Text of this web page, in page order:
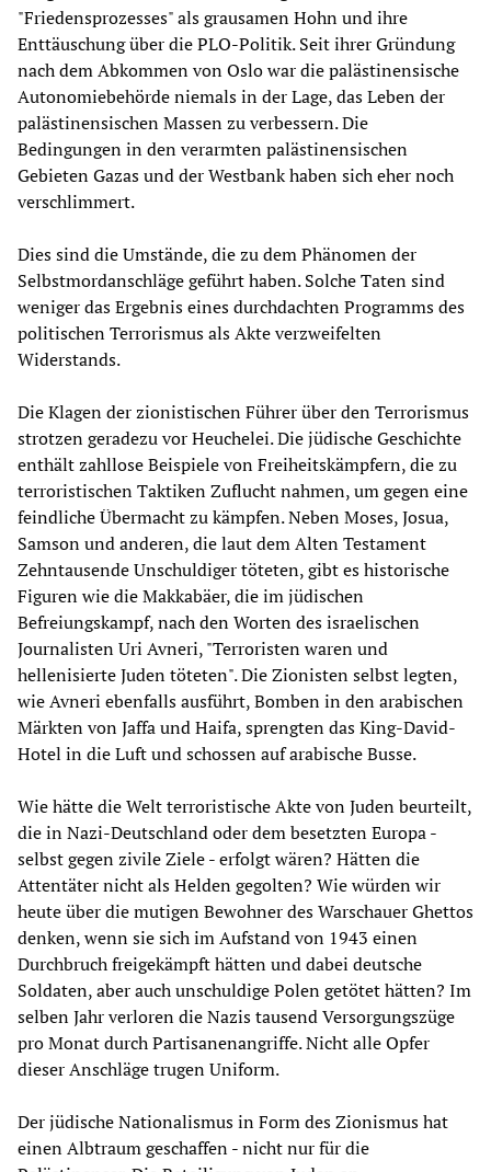
"Friedensprozesses" als grausamen Hohn und ihre
Enttäuschung über die PLO-Politik. Seit ihrer Gründung
nach dem Abkommen von Oslo war die palästinensische
Autonomiebehörde niemals in der Lage, das Leben der
palästinensischen Massen zu verbessern. Die
Bedingungen in den verarmten palästinensischen
Gebieten Gazas und der Westbank haben sich eher noch
verschlimmert.
Dies sind die Umstände, die zu dem Phänomen der
Selbstmordanschläge geführt haben. Solche Taten sind
weniger das Ergebnis eines durchdachten Programms des
politischen Terrorismus als Akte verzweifelten
Widerstands.
Die Klagen der zionistischen Führer über den Terrorismus
strotzen geradezu vor Heuchelei. Die jüdische Geschichte
enthält zahllose Beispiele von Freiheitskämpfern, die zu
terroristischen Taktiken Zuflucht nahmen, um gegen eine
feindliche Übermacht zu kämpfen. Neben Moses, Josua,
Samson und anderen, die laut dem Alten Testament
Zehntausende Unschuldiger töteten, gibt es historische
Figuren wie die Makkabäer, die im jüdischen
Befreiungskampf, nach den Worten des israelischen
Journalisten Uri Avneri, "Terroristen waren und
hellenisierte Juden töteten". Die Zionisten selbst legten,
wie Avneri ebenfalls ausführt, Bomben in den arabischen
Märkten von Jaffa und Haifa, sprengten das King-David-
Hotel in die Luft und schossen auf arabische Busse.
Wie hätte die Welt terroristische Akte von Juden beurteilt,
die in Nazi-Deutschland oder dem besetzten Europa -
selbst gegen zivile Ziele - erfolgt wären? Hätten die
Attentäter nicht als Helden gegolten? Wie würden wir
heute über die mutigen Bewohner des Warschauer Ghettos
denken, wenn sie sich im Aufstand von 1943 einen
Durchbruch freigekämpft hätten und dabei deutsche
Soldaten, aber auch unschuldige Polen getötet hätten? Im
selben Jahr verloren die Nazis tausend Versorgungszüge
pro Monat durch Partisanenangriffe. Nicht alle Opfer
dieser Anschläge trugen Uniform.
Der jüdische Nationalismus in Form des Zionismus hat
einen Albtraum geschaffen - nicht nur für die